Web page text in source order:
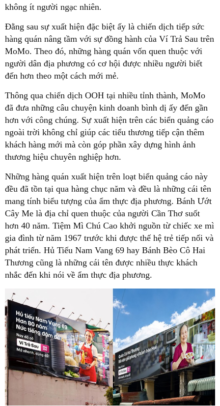
không ít người ngạc nhiên.
Đằng sau sự xuất hiện đặc biệt ấy là chiến dịch tiếp sức
hàng quán nâng tầm với sự đồng hành của Ví Trả Sau trên
MoMo. Theo đó, những hàng quán vốn quen thuộc với
người dân địa phương có cơ hội được nhiều người biết
đến hơn theo một cách mới mẻ.
Thông qua chiến dịch OOH tại nhiều tỉnh thành, MoMo
đã đưa những câu chuyện kinh doanh bình dị ấy đến gần
hơn với công chúng. Sự xuất hiện trên các biển quảng cáo
ngoài trời không chỉ giúp các tiểu thương tiếp cận thêm
khách hàng mới mà còn góp phần xây dựng hình ảnh
thương hiệu chuyên nghiệp hơn.
Những hàng quán xuất hiện trên loạt biển quảng cáo này
đều đã tồn tại qua hàng chục năm và đều là những cái tên
mang tính biểu tượng của ẩm thực địa phương. Bánh Ướt
Cây Me là địa chỉ quen thuộc của người Cần Thơ suốt
hơn 40 năm. Tiệm Mì Chú Cao khởi nguồn từ chiếc xe mì
gia đình từ năm 1967 trước khi được thế hệ trẻ tiếp nối và
phát triển. Hủ Tiếu Nam Vang 69 hay Bánh Bèo Cô Hai
Thương cũng là những cái tên được nhiều thực khách
nhắc đến khi nói về ẩm thực địa phương.